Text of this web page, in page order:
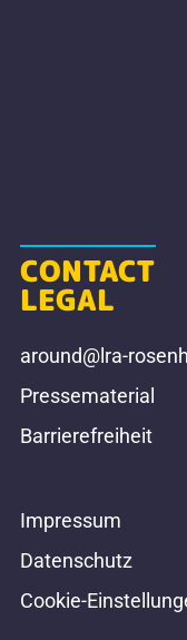
CONTACT
LEGAL
around@lra-
Pressematerial
Barrierefreiheit
Impressum
Datenschutz
Cookie-